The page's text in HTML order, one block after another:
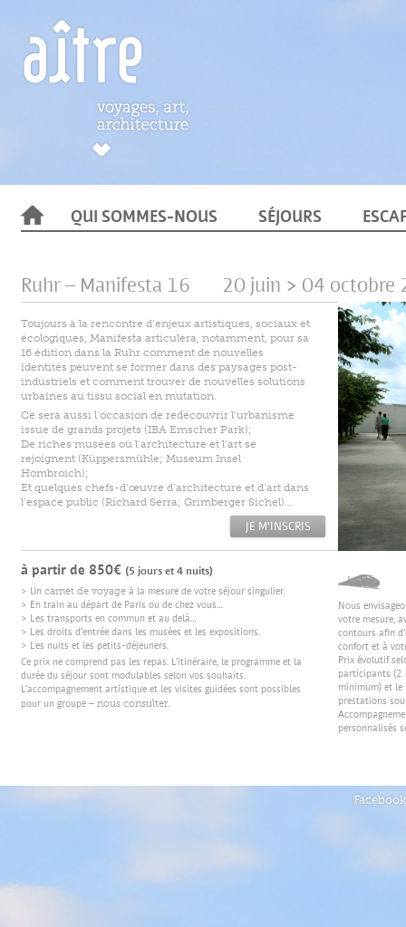
QUI SOMMES-NOUS SÉJOURS
Ruhr – Manifesta 16 20 juin > 04 octobre
Toujours à la rencontre d’enjeux artistiques, sociaux et
écologiques, Manifesta articulera, notamment, pour sa
16 édition dans la Ruhr comment de nouvelles
identités peuvent se former dans des paysages post-
industriels et comment trouver de nouvelles solutions
urbaines au tissu social en mutation.
Ce sera aussi l’occasion de redécouvrir l’urbanisme
issue de grands projets (IBA Emscher Park);
De riches musées où l’architecture et l’art se
rejoignent (Küppersmühle; Museum Insel
Hombroich);
Et quelques chefs-d’œuvre d’architecture et d’art dans
l’espace public (Richard Serra; Grimberger Sichel)…
à partir de 850€ (5 jours et 4 nuits)
> Un carnet de voyage à la mesure de votre séjour singulier.
> En train au départ de Paris ou de chez vous…
> Les transports en commun et au delà…
> Les droits d’entrée dans les musées et les expositions.
> Les nuits et les petits-déjeuners.
Ce prix ne comprend pas les repas. L’itinéraire, le programme et la
durée du séjour sont modulables selon vos souhaits.
L’accompagnement artistique et les visites guidées sont possibles
pour un groupe – nous consulter.
Nous
votre mesure,
contours afin
confort et à
Prix évolutif
participants (2
minimum) et le
prestations
personnalisés
Facebook